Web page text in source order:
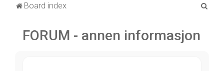
Board index
FORUM - annen informasjon